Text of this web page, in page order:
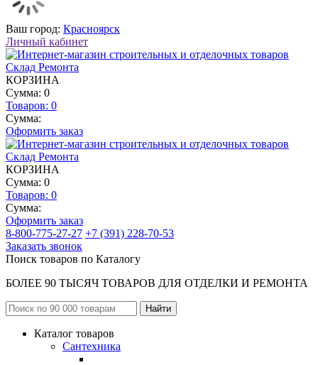
Ваш город: Красноярск
Личный кабинет
КОРЗИНА
Сумма: 0
Товаров: 0
Сумма:
Оформить заказ
КОРЗИНА
Сумма: 0
Товаров: 0
Сумма:
Оформить заказ
8-800-775-27-27 +7 (391) 228-70-53
Заказать звонок
Поиск товаров по Каталогу
БОЛЕЕ 90 ТЫСЯЧ ТОВАРОВ ДЛЯ ОТДЕЛКИ И РЕМОНТА
Каталог товаров
Сантехника